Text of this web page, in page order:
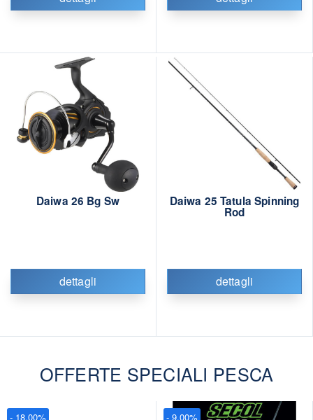
Daiwa 26 Bg Sw
dettagli
Daiwa 25 Tatula Spinning
Rod
dettagli
OFFERTE SPECIALI PESCA
- 18,00% - 9,00%